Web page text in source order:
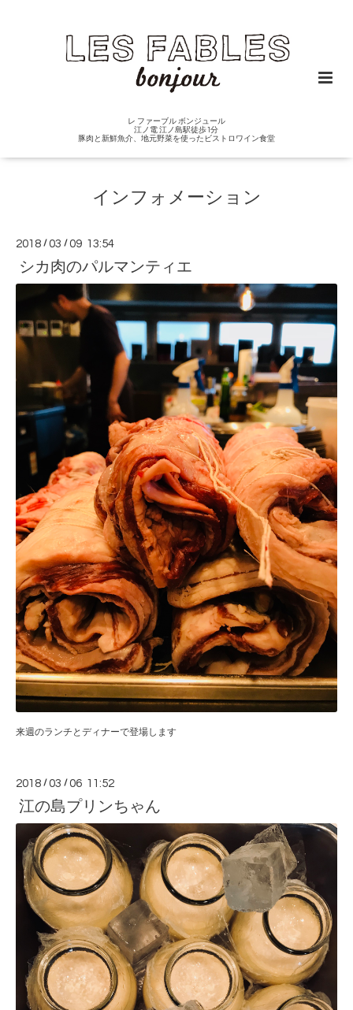
レ ファーブル ボンジュール
江ノ電 江ノ島駅徒歩1分
豚肉と新鮮魚介、地元野菜を使ったビストロワイン食堂
インフォメーション
2018 /03 /09 13:54
シカ肉のパルマンティエ
来週のランチとディナーで登場します
2018 /03 /06 11:52
江の島プリンちゃん